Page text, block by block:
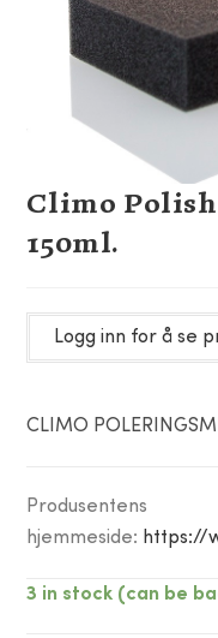
Climo
150ml.
Logg inn for å se
CLIMO
Produsentens
hjemmeside: https://
3 in stock (can be